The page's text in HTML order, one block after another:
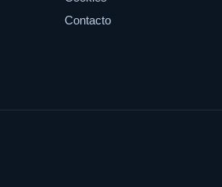
Contacto